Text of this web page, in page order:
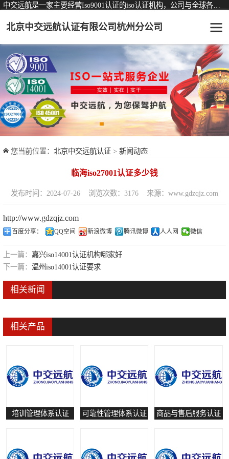
北京中交远航认证有限公司杭州分公司
您当前位置： 北京中交远航认证 > 新闻动态
临海iso27001认证多少钱
发布时间：2024-07-26 浏览次数：3176 来源：www.gdzqjz.com
http://www.gdzqjz.com
百度分享： QQ空间 新浪微博 腾讯微博 人人网 微信
上一篇： 嘉兴iso14001认证机构哪家好
下一篇： 温州iso14001认证要求
相关新闻
相关产品
培训管理体系认证 可靠性管理体系认证 商品与售后服务认证
认证服务 可从事认证业务一览表
ISO9001质量管理体系认证
ISO14001环境管理体系认证
ISO45001职业健康安全管理体系认证
交通运输服务认证
ISO27001信息安全管理体系认证